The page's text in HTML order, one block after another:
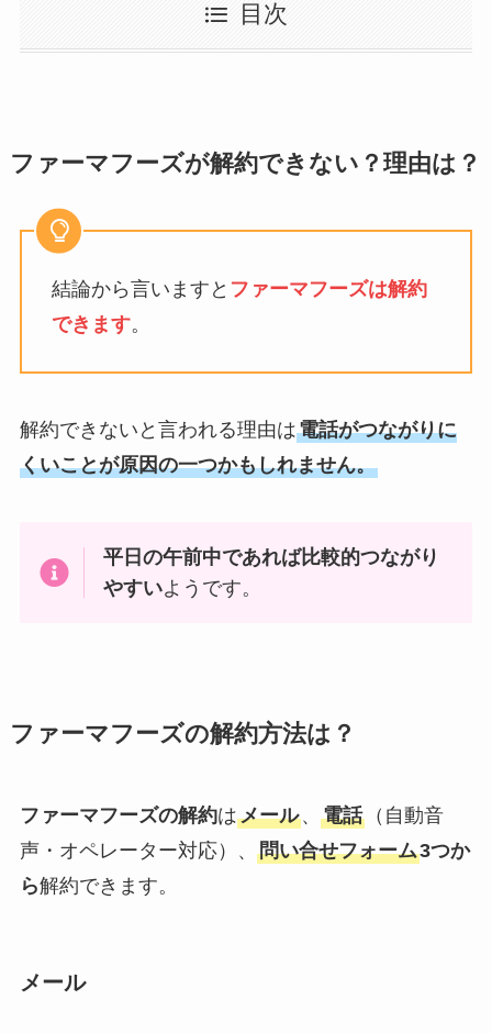
目次
ファーマフーズが解約できない？理由は？
結論から言いますと ファーマフーズは解約
できます。
解約できないと言われる理由は電話がつながりに
くいことが原因の一つかもしれません。
平日の午前中であれば比較的つながり
やすいようです。
ファーマフーズの解約方法は？
ファーマフーズの解約はメール、 電話（自動音
声・オペレーター対応）、 問い合せフォーム3つか
ら解約できます。
メール